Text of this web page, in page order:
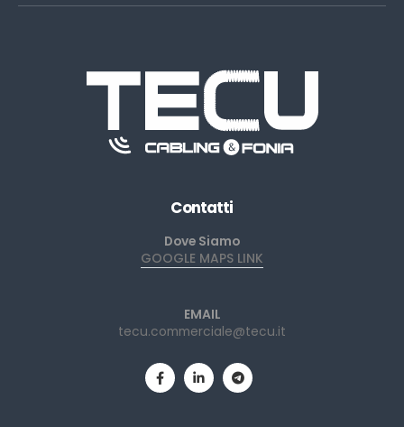
Contatti
Dove Siamo
GOOGLE MAPS LINK
EMAIL
tecu.commerciale@tecu.it